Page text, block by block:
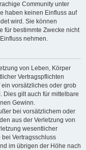
Community unter
haben keinen Einfluss auf
wird. Sie können
für bestimmte Zwecke nicht
nehmen.
von Leben, Körper
Vertragspflichten
vorsätzliches oder grob
Dies gilt auch für mittelbare
Gewinn.
bei vorsätzlichem oder
aus der Verletzung von
wesentlicher
Vertragsschluss
im übrigen der Höhe nach